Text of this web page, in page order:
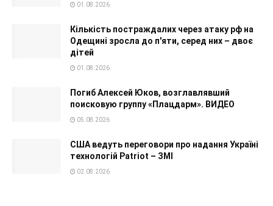
01.08.2026
Кількість постраждалих через атаку рф на
Одещині зросла до п'яти, серед них – двоє
дітей
01.08.2026
Погиб Алексей Юков, возглавлявший
поисковую группу «Плацдарм». ВИДЕО
05.08.2026
США ведуть переговори про надання Україні
технологій Patriot – ЗМІ
02.08.2026